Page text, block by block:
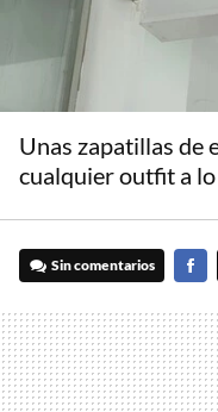
Unas zapatillas de
cualquier outfit a
Sin comentarios